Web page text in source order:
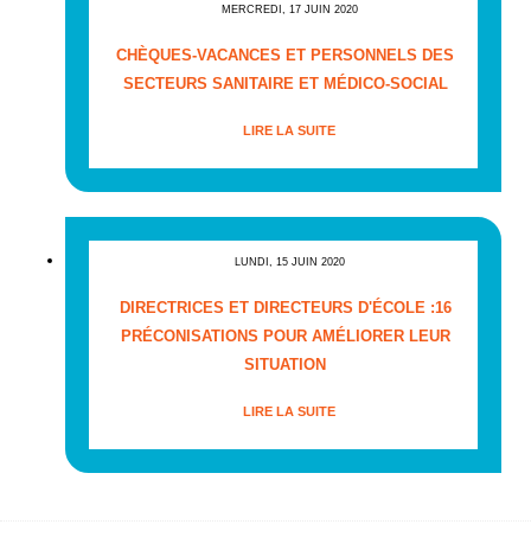
MERCREDI, 17 JUIN 2020
CHÈQUES-VACANCES ET PERSONNELS DES
SECTEURS SANITAIRE ET MÉDICO-SOCIAL
LIRE LA SUITE
LUNDI, 15 JUIN 2020
DIRECTRICES ET DIRECTEURS D'ÉCOLE :16
PRÉCONISATIONS POUR AMÉLIORER LEUR
SITUATION
LIRE LA SUITE